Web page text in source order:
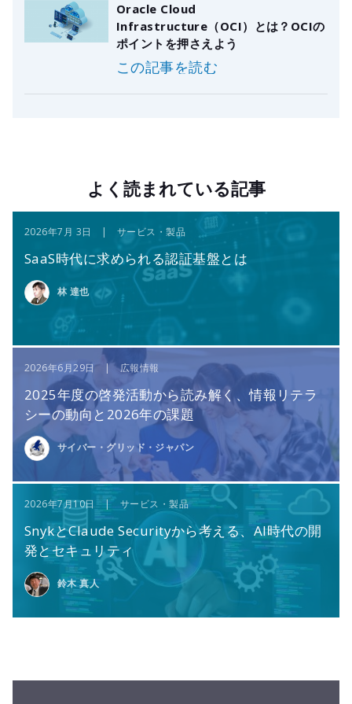
Oracle Cloud
Infrastructure（OCI）とは？OCIの
ポイントを押さえよう
この記事を読む
よく読まれている記事
2026年7月 3日 | サービス・製品
SaaS時代に求められる認証基盤とは
林 達也
2026年6月29日 | 広報情報
2025年度の啓発活動から読み解く、情報リテラ
シーの動向と2026年の課題
サイバー・グリッド・ジャパン
2026年7月10日 | サービス・製品
SnykとClaude Securityから考える、AI時代の開
発とセキュリティ
鈴木 真人